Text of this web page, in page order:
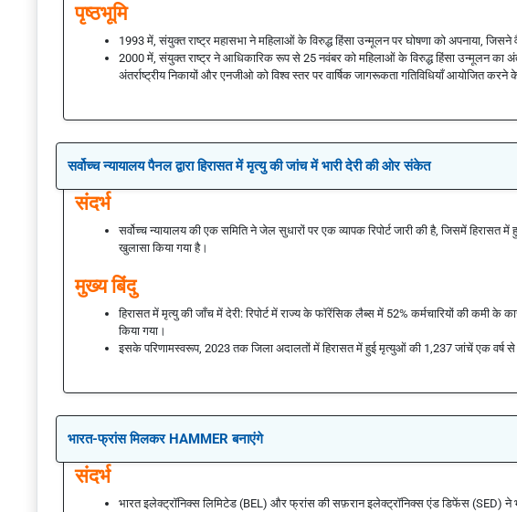
पृष्ठभूमि
1993 में, संयुक्त राष्ट्र महासभा ने महिलाओं के विरुद्ध हिंसा उन्मूलन पर घोषणा को अपनाया, जिसने
2000 में, संयुक्त राष्ट्र ने आधिकारिक रूप से 25 नवंबर को महिलाओं के विरुद्ध हिंसा उन्मूलन का
अंतर्राष्ट्रीय निकायों और एनजीओ को विश्व स्तर पर वार्षिक जागरूकता गतिविधियाँ आयोजित करने
सर्वोच्च न्यायालय पैनल द्वारा हिरासत में मृत्यु की जांच में भारी देरी की ओर संकेत
संदर्भ
सर्वोच्च न्यायालय की एक समिति ने जेल सुधारों पर एक व्यापक रिपोर्ट जारी की है, जिसमें
खुलासा किया गया है।
मुख्य बिंदु
हिरासत में मृत्यु की जाँच में देरी: रिपोर्ट में राज्य के फॉरेंसिक लैब्स में 52% कर्मचारियों की कमी के
किया गया।
इसके परिणामस्वरूप, 2023 तक जिला अदालतों में हिरासत में हुई मृत्युओं की 1,237 जांचें एक वर्ष
भारत-फ्रांस मिलकर HAMMER बनाएंगे
संदर्भ
भारत इलेक्ट्रॉनिक्स लिमिटेड (BEL) और फ्रांस की सफ़रान इलेक्ट्रॉनिक्स एंड डिफेंस (SED) ने